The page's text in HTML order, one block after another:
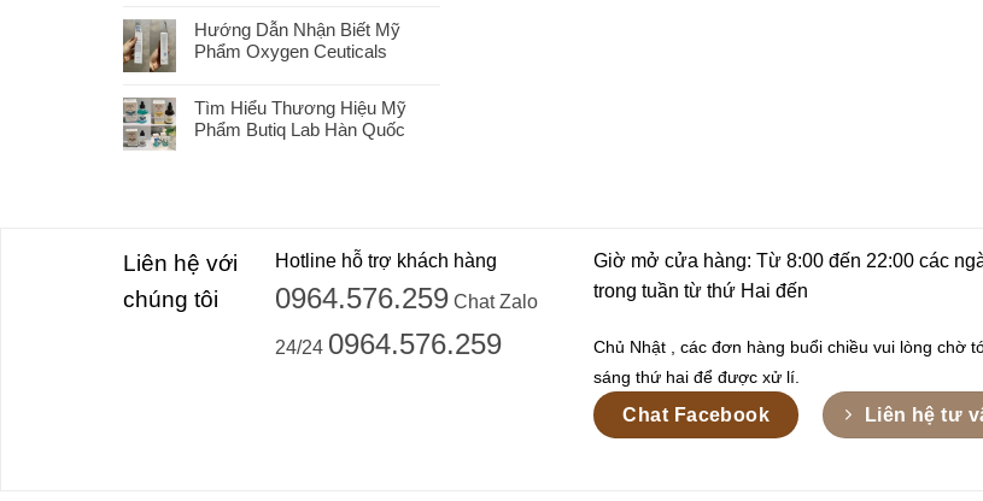
Hướng Dẫn Nhận Biết Mỹ
Phẩm Oxygen Ceuticals
Tìm Hiểu Thương Hiệu Mỹ
Phẩm Butiq Lab Hàn Quốc
Liên hệ với
chúng tôi
Hotline hỗ trợ khách hàng
0964.576.259 Chat Zalo
24/24 0964.576.259
Giờ mở cửa hàng: Từ 8:00 đến 22:00 các
trong tuần từ thứ Hai đến
Chủ Nhật , các đơn hàng buổi chiều vui lòng chờ
sáng thứ hai để được xử lí.
Chat Facebook Liên hệ tư